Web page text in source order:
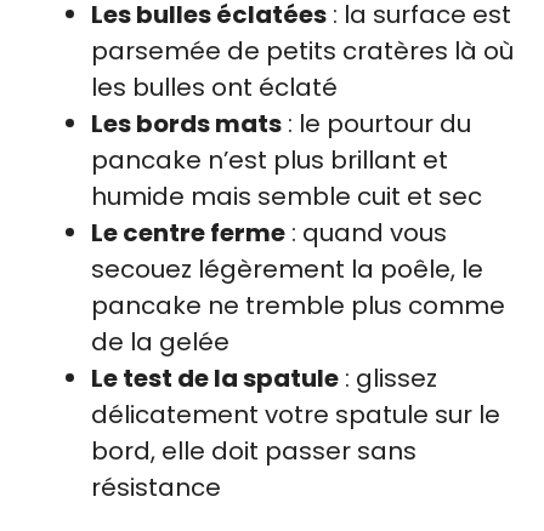
Les bulles éclatées : la surface est
parsemée de petits cratères là où
les bulles ont éclaté
Les bords mats : le pourtour du
pancake n’est plus brillant et
humide mais semble cuit et sec
Le centre ferme : quand vous
secouez légèrement la poêle, le
pancake ne tremble plus comme
de la gelée
Le test de la spatule : glissez
délicatement votre spatule sur le
bord, elle doit passer sans
résistance